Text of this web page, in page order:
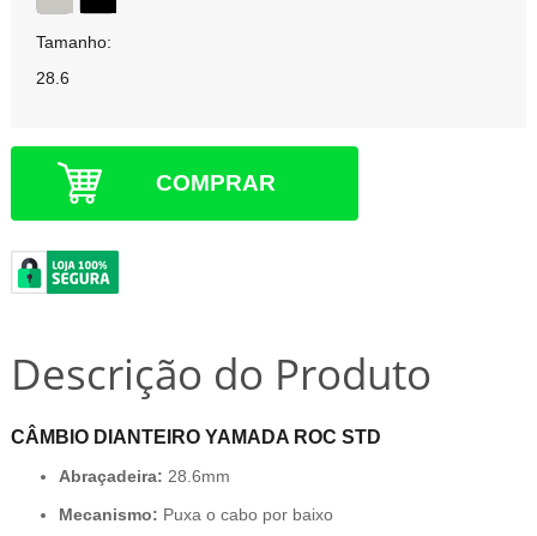
Tamanho:
28.6
COMPRAR
Descrição do Produto
CÂMBIO DIANTEIRO YAMADA ROC STD
Abraçadeira: 28.6mm
Mecanismo: Puxa o cabo por baixo